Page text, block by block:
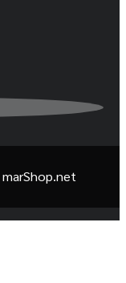
marShop.net